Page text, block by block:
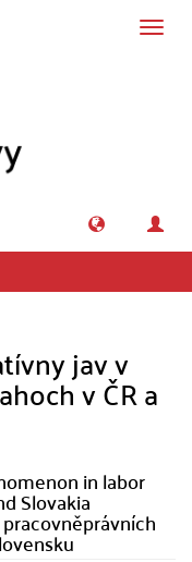
jav v
v ČR a
in labor
Slovakia